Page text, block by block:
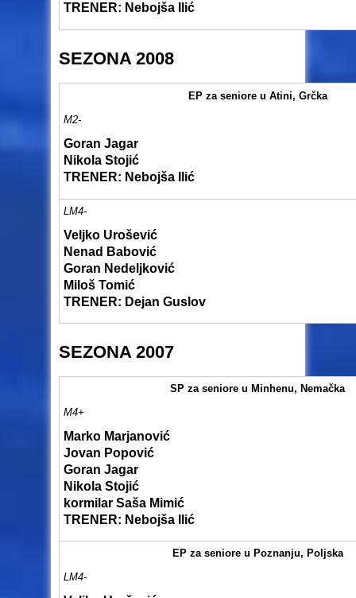
TRENER: Nebojša Ilić
SEZONA 2008
EP za seniore u Atini, Grčka
M2-
Goran Jagar
Nikola Stojić
TRENER: Nebojša Ilić
LM4-
Veljko Urošević
Nenad Babović
Goran Nedeljković
Miloš Tomić
TRENER: Dejan Guslov
SEZONA 2007
SP za seniore u Minhenu, Nemačka
M4+
Marko Marjanović
Jovan Popović
Goran Jagar
Nikola Stojić
kormilar Saša Mimić
TRENER: Nebojša Ilić
EP za seniore u Poznanju, Poljska
LM4-